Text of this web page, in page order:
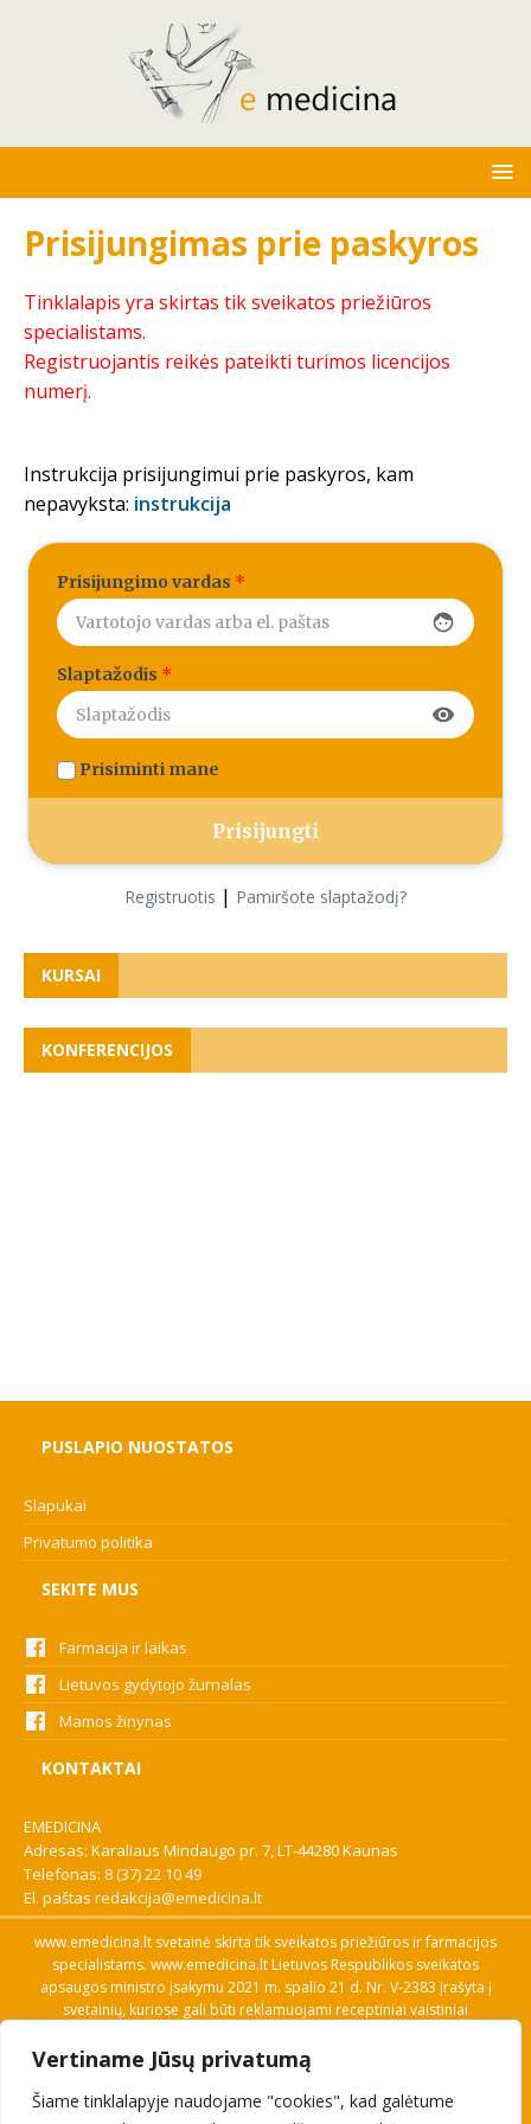
Vertiname Jūsų privatumą
Šiame tinklalapyje naudojame "cookies", kad galėtume
Prisijungimas prie paskyros
Tinklalapis yra skirtas tik sveikatos priežiūros
specialistams.
Registruojantis reikės pateikti turimos licencijos
numerį.
Instrukcija prisijungimui prie paskyros, kam
nepavyksta: instrukcija
Prisijungimo vardas *
face
Slaptažodis *
visibility
Prisiminti mane
Registruotis | Pamiršote slaptažodį?
KURSAI
KONFERENCIJOS
PUSLAPIO NUOSTATOS
Slapukai
Privatumo politika
SEKITE MUS
Farmacija ir laikas
Lietuvos gydytojo žurnalas
Mamos žinynas
KONTAKTAI
EMEDICINA
Adresas: Karaliaus Mindaugo pr. 7, LT-44280 Kaunas
Telefonas: 8 (37) 22 10 49
El. paštas redakcija@emedicina.lt
www.emedicina.lt svetainė skirta tik sveikatos priežiūros ir farmacijos
specialistams. www.emedicina.lt Lietuvos Respublikos sveikatos
apsaugos ministro įsakymu 2021 m. spalio 21 d. Nr. V-2383 įrašyta į
svetainių, kuriose gali būti reklamuojami receptiniai vaistiniai
savo profesinę kvalifikaciją. Naudingos nuorodos: Vaistų ir medicinos
pagalbos priemonių kainų paieška, VVKT tinklalapis, Sveikatos
priežiūros ar farmacijos specialisto pranešimo apie įtariamą